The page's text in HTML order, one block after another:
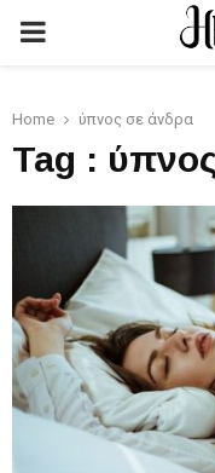
PRIMARY
Home ύπνος σε άνδρα
Tag :